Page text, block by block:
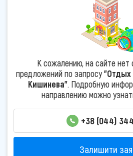
К сожалению, на сайте нет
предложений по запросу"Отдых
Кишинева". Подробную
направлению можно
+38 (044)
Залишити